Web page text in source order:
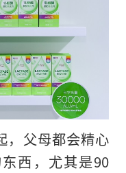
，父母都会精心
西，尤其是90